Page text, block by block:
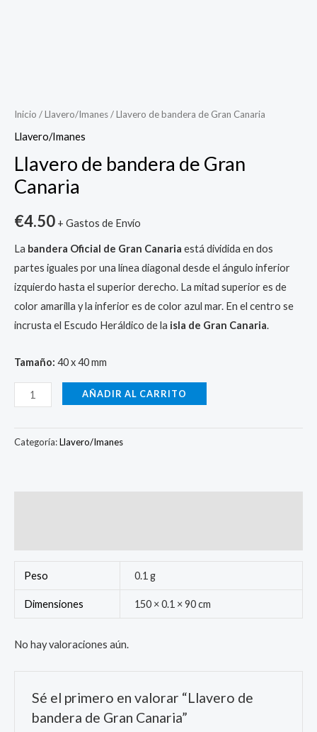
Inicio /Llavero/Imanes/ Llavero de bandera de Gran Canaria
Llavero/Imanes
Llavero de bandera de Gran
Canaria
€4.50 + Gastos de Envío
La bandera Oficial de Gran Canaria está dividida en dos
partes iguales por una línea diagonal desde el ángulo inferior
izquierdo hasta el superior derecho. La mitad superior es de
color amarilla y la inferior es de color azul mar. En el centro se
incrusta el Escudo Heráldico de la isla de Gran Canaria.
Tamaño: 40 x 40 mm
bandera
de
Canaria
cantidad
AÑADIR AL CARRITO
Categoría:Llavero/Imanes
Peso 0.1 g
Dimensiones 150 × 0.1 × 90 cm
No hay valoraciones aún.
Sé el primero en valorar “Llavero de
bandera de Gran Canaria”